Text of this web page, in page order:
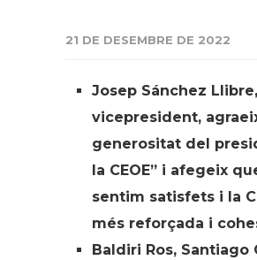
21 DE DESEMBRE DE 2022
Josep Sánchez
vicepresident,
generositat del
la CEOE” i afegeix
sentim satisfets i la
més reforçada i
Baldiri Ros, Santiago